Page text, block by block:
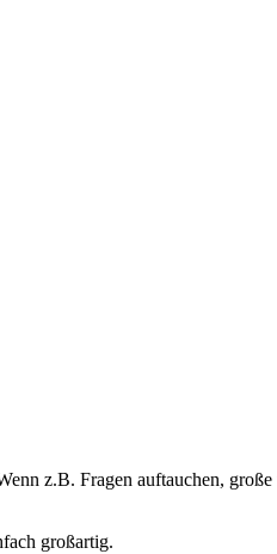
z.B. Fragen auftauchen,
großartig.